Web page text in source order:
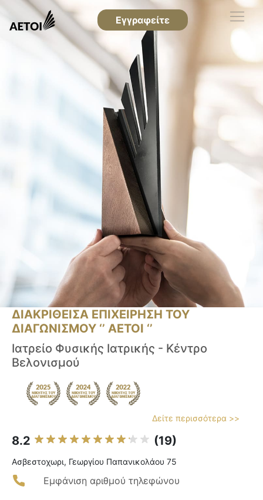
Εγγραφείτε
ΔΙΑΚΡΙΘΕΙΣΑ ΕΠΙΧΕΙΡΗΣΗ ΤΟΥ
ΔΙΑΓΩΝΙΣΜΟΥ ‘’ ΑΕΤΟΙ ‘’
Ιατρείο Φυσικής Ιατρικής - Κέντρο
Βελονισμού
Δείτε περισσότερα >>
8.2 (19)
Ασβεστοχωρι, Γεωργίου Παπανικολάου 75
Εμφάνιση αριθμού τηλεφώνου